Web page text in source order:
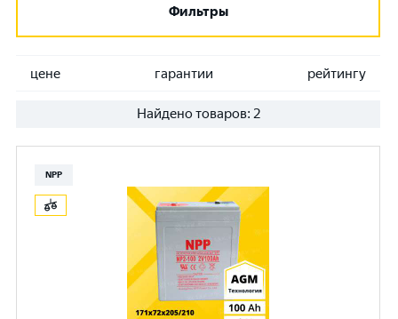
Фильтры
цене гарантии рейтингу
Найдено товаров: 2
NPP